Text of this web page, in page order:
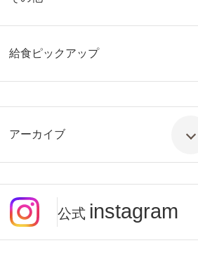
給食ピックアップ
アーカイブ
公式 instagram